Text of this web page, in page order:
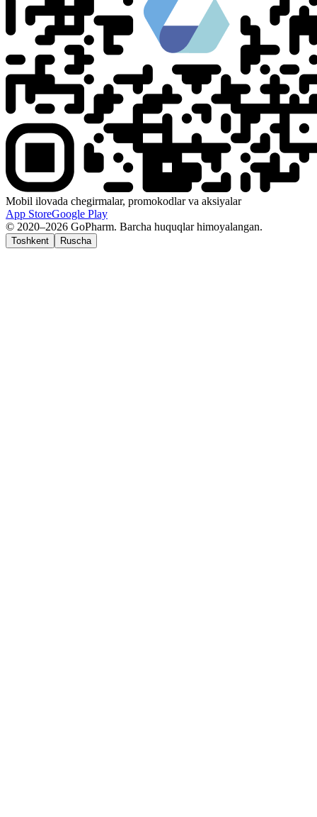
Mobil ilovada chegirmalar, promokodlar va aksiyalar
App StoreGoogle Play
© 2020–2026 GoPharm. Barcha huquqlar himoyalangan.
Toshkent Ruscha